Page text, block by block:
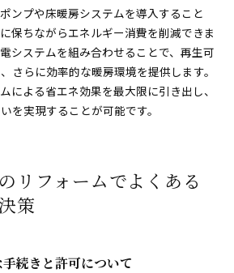
ンプや床暖房システムを導入すること
保ちながらエネルギー消費を削減できま
システムを組み合わせることで、再生可
さらに効率的な暖房環境を提供します。
による省エネ効果を最大限に引き出し、
を実現することが可能です。
リフォームでよくある
策
続きと許可について